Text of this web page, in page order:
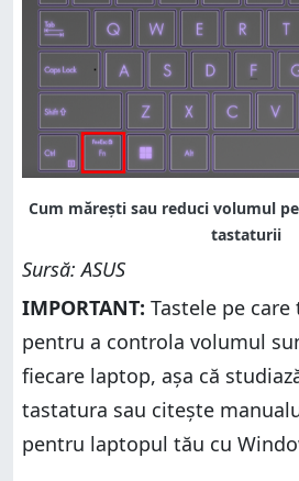
Sursă: ASUS
IMPORTANT: Tastele pe
pentru a controla volumul
fiecare laptop, așa că
tastatura sau citește
pentru laptopul tău cu